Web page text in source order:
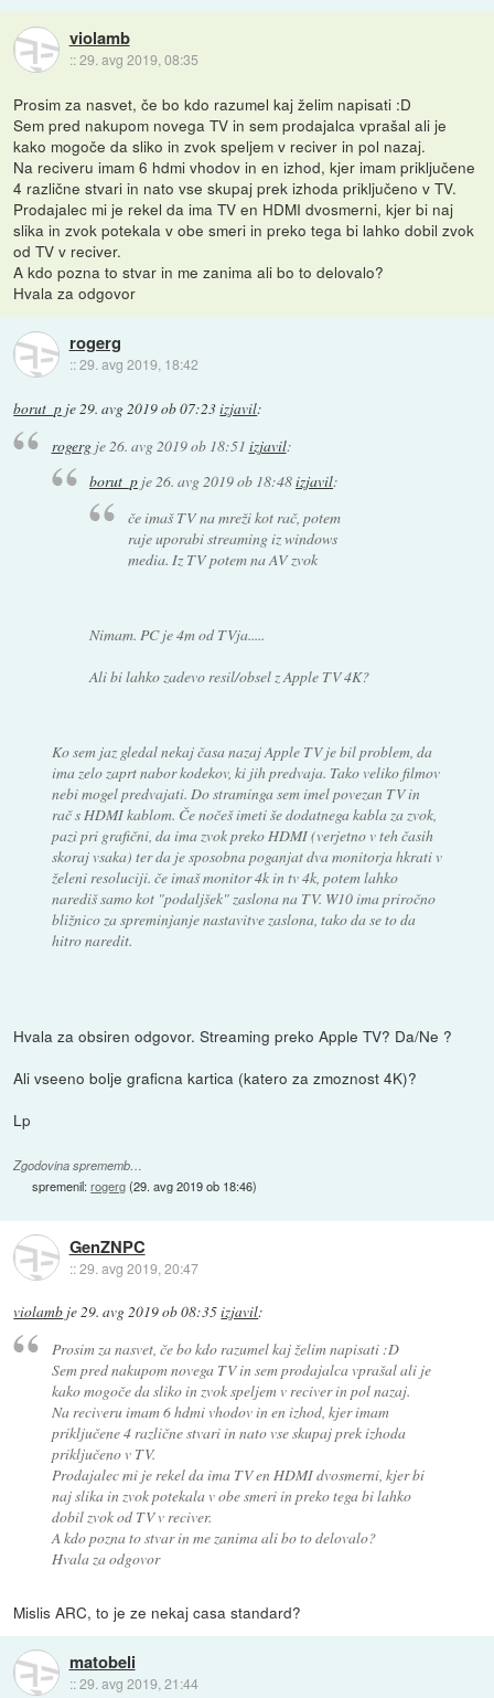
violamb
::29. avg 2019, 08:35
Prosim za nasvet, če bo kdo razumel kaj želim napisati :D
Sem pred nakupom novega TV in sem prodajalca vprašal ali je
kako mogoče da sliko in zvok speljem v reciver in pol nazaj.
Na reciveru imam 6 hdmi vhodov in en izhod, kjer imam priključene
4 različne stvari in nato vse skupaj prek izhoda priključeno v TV.
Prodajalec mi je rekel da ima TV en HDMI dvosmerni, kjer bi naj
slika in zvok potekala v obe smeri in preko tega bi lahko dobil zvok
od TV v reciver.
A kdo pozna to stvar in me zanima ali bo to delovalo?
Hvala za odgovor
rogerg
::29. avg 2019, 18:42
borut_p je29. avg 2019 ob 07:23izjavil:
rogergje 26. avg 2019 ob 18:51 izjavil:
borut_p je26. avg 2019 ob 18:48izjavil:
če imaš TV na mreži kot rač, potem
raje uporabi streaming iz windows
media. Iz TV potem na AV zvok
Nimam. PC je 4m od TVja.....
Ali bi lahko zadevo resil/obsel z Apple TV 4K?
Ko sem jaz gledal nekaj časa nazaj Apple TV je bil problem, da
ima zelo zaprt nabor kodekov, ki jih predvaja. Tako veliko filmov
nebi mogel predvajati. Do straminga sem imel povezan TV in
rač s HDMI kablom. Če nočeš imeti še dodatnega kabla za zvok,
pazi pri grafični, da ima zvok preko HDMI (verjetno v teh časih
skoraj vsaka) ter da je sposobna poganjat dva monitorja hkrati v
želeni resoluciji. če imaš monitor 4k in tv 4k, potem lahko
narediš samo kot "podaljšek" zaslona na TV. W10 ima priročno
bližnico za spreminjanje nastavitve zaslona, tako da se to da
hitro naredit.
Hvala za obsiren odgovor. Streaming preko Apple TV? Da/Ne ?
Ali vseeno bolje graficna kartica (katero za zmoznost 4K)?
Lp
Zgodovina sprememb…
spremenil:rogerg(29. avg 2019 ob 18:46)
GenZNPC
::29. avg 2019, 20:47
violamb je29. avg 2019 ob 08:35izjavil:
Prosim za nasvet, če bo kdo razumel kaj želim napisati :D
Sem pred nakupom novega TV in sem prodajalca vprašal ali je
kako mogoče da sliko in zvok speljem v reciver in pol nazaj.
Na reciveru imam 6 hdmi vhodov in en izhod, kjer imam
priključene 4 različne stvari in nato vse skupaj prek izhoda
priključeno v TV.
Prodajalec mi je rekel da ima TV en HDMI dvosmerni, kjer bi
naj slika in zvok potekala v obe smeri in preko tega bi lahko
dobil zvok od TV v reciver.
A kdo pozna to stvar in me zanima ali bo to delovalo?
Hvala za odgovor
Mislis ARC, to je ze nekaj casa standard?
matobeli
::29. avg 2019, 21:44